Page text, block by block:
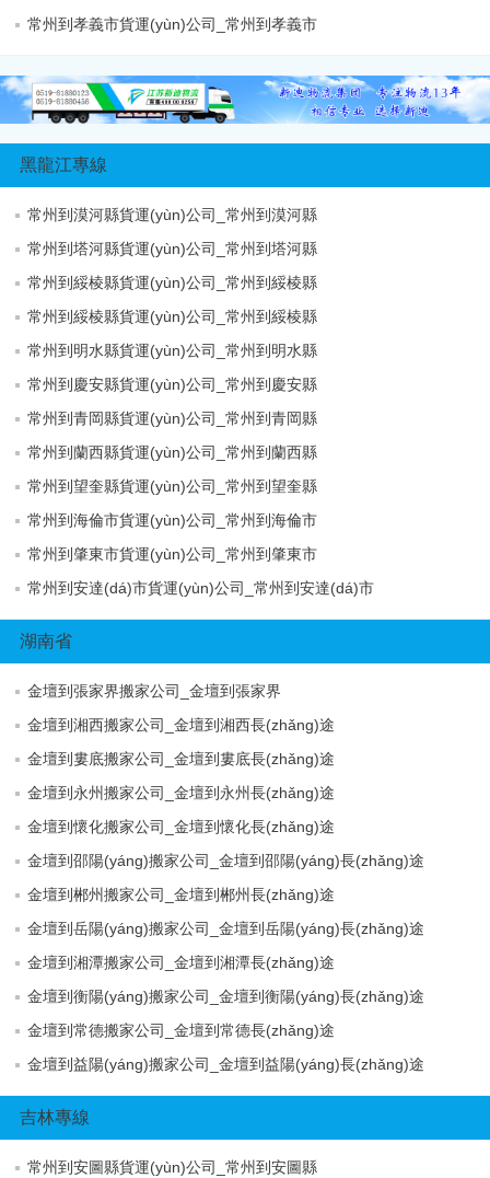
常州到孝義市貨運(yùn)公司_常州到孝義市
黑龍江專線
常州到漠河縣貨運(yùn)公司_常州到漠河縣
常州到塔河縣貨運(yùn)公司_常州到塔河縣
常州到綏棱縣貨運(yùn)公司_常州到綏棱縣
常州到綏棱縣貨運(yùn)公司_常州到綏棱縣
常州到明水縣貨運(yùn)公司_常州到明水縣
常州到慶安縣貨運(yùn)公司_常州到慶安縣
常州到青岡縣貨運(yùn)公司_常州到青岡縣
常州到蘭西縣貨運(yùn)公司_常州到蘭西縣
常州到望奎縣貨運(yùn)公司_常州到望奎縣
常州到海倫市貨運(yùn)公司_常州到海倫市
常州到肇東市貨運(yùn)公司_常州到肇東市
常州到安達(dá)市貨運(yùn)公司_常州到安達(dá)市
湖南省
金壇到張家界搬家公司_金壇到張家界
金壇到湘西搬家公司_金壇到湘西長(zhǎng)途
金壇到婁底搬家公司_金壇到婁底長(zhǎng)途
金壇到永州搬家公司_金壇到永州長(zhǎng)途
金壇到懷化搬家公司_金壇到懷化長(zhǎng)途
金壇到邵陽(yáng)搬家公司_金壇到邵陽(yáng)長(zhǎng)途
金壇到郴州搬家公司_金壇到郴州長(zhǎng)途
金壇到岳陽(yáng)搬家公司_金壇到岳陽(yáng)長(zhǎng)途
金壇到湘潭搬家公司_金壇到湘潭長(zhǎng)途
金壇到衡陽(yáng)搬家公司_金壇到衡陽(yáng)長(zhǎng)途
金壇到常德搬家公司_金壇到常德長(zhǎng)途
金壇到益陽(yáng)搬家公司_金壇到益陽(yáng)長(zhǎng)途
吉林專線
常州到安圖縣貨運(yùn)公司_常州到安圖縣